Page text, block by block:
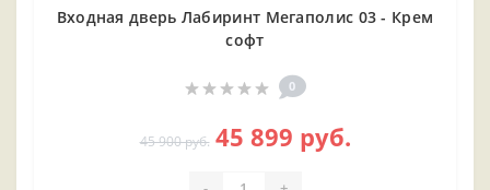
Входная дверь Лабиринт Мегаполис 03 - Крем
софт
0
45 900 руб. 45 899 руб.